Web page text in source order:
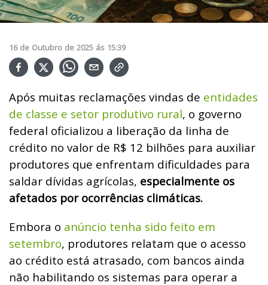
16 de Outubro de 2025 ás 15:39
Após muitas reclamações vindas de entidades
de classe e setor produtivo rural, o governo
federal oficializou a liberação da linha de
crédito no valor de R$ 12 bilhões para auxiliar
produtores que enfrentam dificuldades para
saldar dívidas agrícolas, especialmente os
afetados por ocorrências climáticas.
Embora o anúncio tenha sido feito em
setembro, produtores relatam que o acesso
ao crédito está atrasado, com bancos ainda
não habilitando os sistemas para operar a